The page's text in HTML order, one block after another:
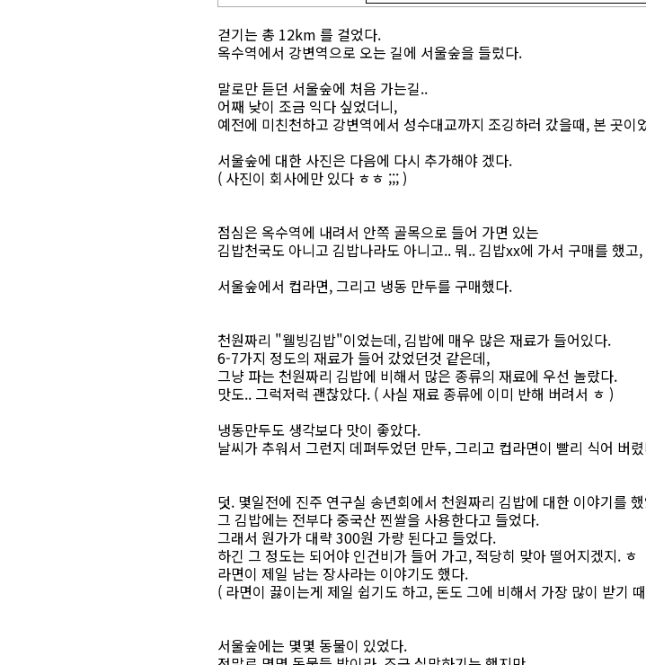
걷기는 총 12km 를 걸었다.
옥수역에서 강변역으로 오는 길에 서울숲을 들렀다.
말로만 듣던 서울숲에 처음 가는길..
어째 낮이 조금 익다 싶었더니,
예전에 미친천하고 강변역에서 성수대교까지 조깅하러 갔을때, 본 곳이
서울숲에 대한 사진은 다음에 다시 추가해야 겠다.
( 사진이 회사에만 있다 ㅎㅎ ;;; )
점심은 옥수역에 내려서 안쪽 골목으로 들어 가면 있는
김밥천국도 아니고 김밥나라도 아니고.. 뭐.. 김밥xx에 가서 구매를 했고,
서울숲에서 컵라면, 그리고 냉동 만두를 구매했다.
천원짜리 "웰빙김밥"이었는데, 김밥에 매우 많은 재료가 들어있다.
6-7가지 정도의 재료가 들어 갔었던것 같은데,
그냥 파는 천원짜리 김밥에 비해서 많은 종류의 재료에 우선 놀랐다.
맛도.. 그럭저럭 괜찮았다. ( 사실 재료 종류에 이미 반해 버려서 ㅎ )
냉동만두도 생각보다 맛이 좋았다.
날씨가 추워서 그런지 데펴두었던 만두, 그리고 컵라면이 빨리 식어 버
덧. 몇일전에 진주 연구실 송년회에서 천원짜리 김밥에 대한 이야기를
그 김밥에는 전부다 중국산 찐쌀을 사용한다고 들었다.
그래서 원가가 대략 300원 가량 된다고 들었다.
하긴 그 정도는 되어야 인건비가 들어 가고, 적당히 맞아 떨어지겠지. ㅎ
라면이 제일 남는 장사라는 이야기도 했다.
( 라면이 끓이는게 제일 쉽기도 하고, 돈도 그에 비해서 가장 많이 받기
서울숲에는 몇몇 동물이 있었다.